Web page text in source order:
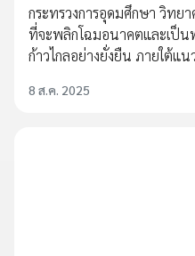
กระทรวงการอุดมศึกษา วิทย
ที่จะพลิกโฉมอนาคตและเป็น
ก้าวไกลอย่างยั่งยืน ภายใต้แ
8 ส.ค. 2025